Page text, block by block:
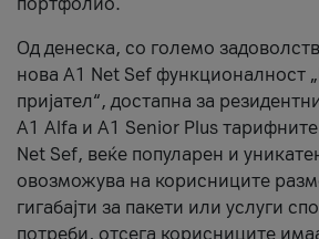
Од денеска, со големо
нова A1 Net Sef функционалност
пријател“, достапна за
А1 Alfa и A1 Senior Plus
Net Sef, веќе популарен и
овозможува на корисниците
гигабајти за пакети или услуги
потреби, отсега корисниците